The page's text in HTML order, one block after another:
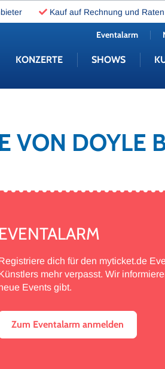
Kauf auf Rechnung und Raten
KONZERTE SHOWS
Eventalarm
VON DOYLE
EVENTALARM
dich für den myticket.de
mehr verpasst. Wir
Events gibt.
Zum Eventalarm anmelden